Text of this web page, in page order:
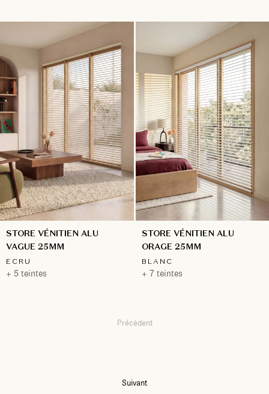
STORE VÉNITIEN ALU
VAGUE 25MM
ECRU
+ 5 teintes
STORE VÉNITIEN ALU
ORAGE 25MM
BLANC
+ 7 teintes
Précédent
Suivant